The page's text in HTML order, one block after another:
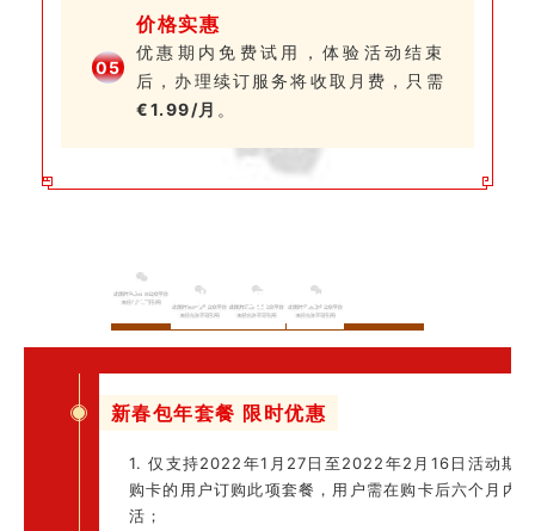
05
价格实惠
优惠期内免费试用，体验活动结束
后，办理续订服务将收取月费，只需
€1.99/月 。
活 动 细 则
新春包年套餐 限时优惠
1. 仅支持2022年1月27日至2022年2月16日活动期内
购卡的用户订购此项套餐，用户需在购卡后六个月内激
活；